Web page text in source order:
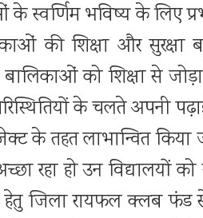
के स्वर्णिम भविष्य के लिए
की शिक्षा और
बालिकाओं को शिक्षा से
के चलते अपनी
के तहत लाभान्वित
रहा हो उन विद्यालयों
जिला रायफल क्लब फंड से